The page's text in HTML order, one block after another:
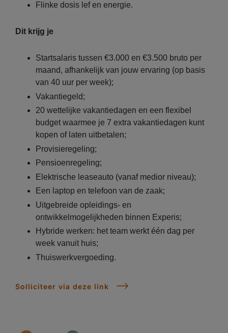
Flinke dosis lef en energie.
Dit krijg je
Startsalaris tussen €3.000 en €3.500 bruto per
maand, afhankelijk van jouw ervaring (op basis
van 40 uur per week);
Vakantiegeld;
20 wettelijke vakantiedagen en een flexibel
budget waarmee je 7 extra vakantiedagen kunt
kopen of laten uitbetalen;
Provisieregeling;
Pensioenregeling;
Elektrische leaseauto (vanaf medior niveau);
Een laptop en telefoon van de zaak;
Uitgebreide opleidings- en
ontwikkelmogelijkheden binnen Experis;
Hybride werken: het team werkt één dag per
week vanuit huis;
Thuiswerkvergoeding.
Solliciteer via deze link